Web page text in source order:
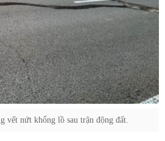
vết nứt khổng lồ sau trận động đất.